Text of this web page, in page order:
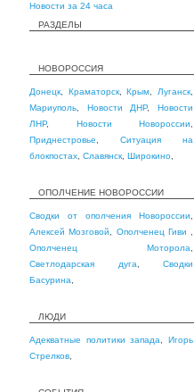
Новости за 24 часа
РАЗДЕЛЫ
НОВОРОССИЯ
Донецк Краматорск,Крым Луганск
Мариуполь
Новости ДНР,Новости
ЛНР, Новости Новороссии
Приднестровье
Ситуация на
блокпостах Славянск Широкино
ОПОЛЧЕНИЕ НОВОРОССИИ
Сводки от ополчения Новороссии
Алексей Мозговой
Ополченец Гиви
Ополченец Моторола
Светлодарская дуга
Сводки
Басурина
ЛЮДИ
Адекватные политики запада ,Игорь
Стрелков